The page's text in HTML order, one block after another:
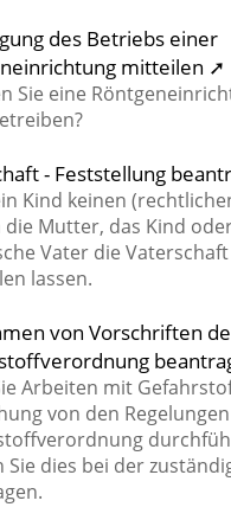
des Betriebs einer
mitteilen ➚
Sie eine
- Feststellung
Kind keinen
die Mutter, das Kind
Vater die
lassen.
von Vorschriften
Arbeiten mit
von den
Sie dies bei der